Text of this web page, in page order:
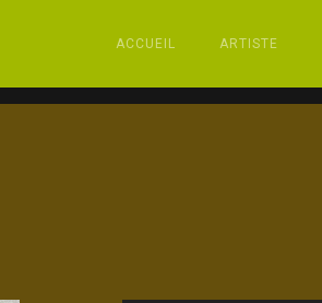
ACCUEIL ARTISTE